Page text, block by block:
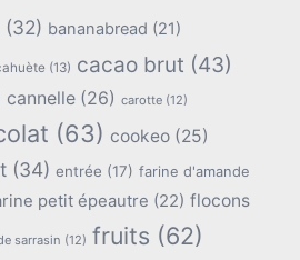
(32) bananabread (21)
(13) cacao brut (43)
cannelle (26) carotte (12)
(63) cookeo (25)
(34) entrée (17) farine d'amande
petit épeautre (22) flocons
sarrasin (12) fruits (62)